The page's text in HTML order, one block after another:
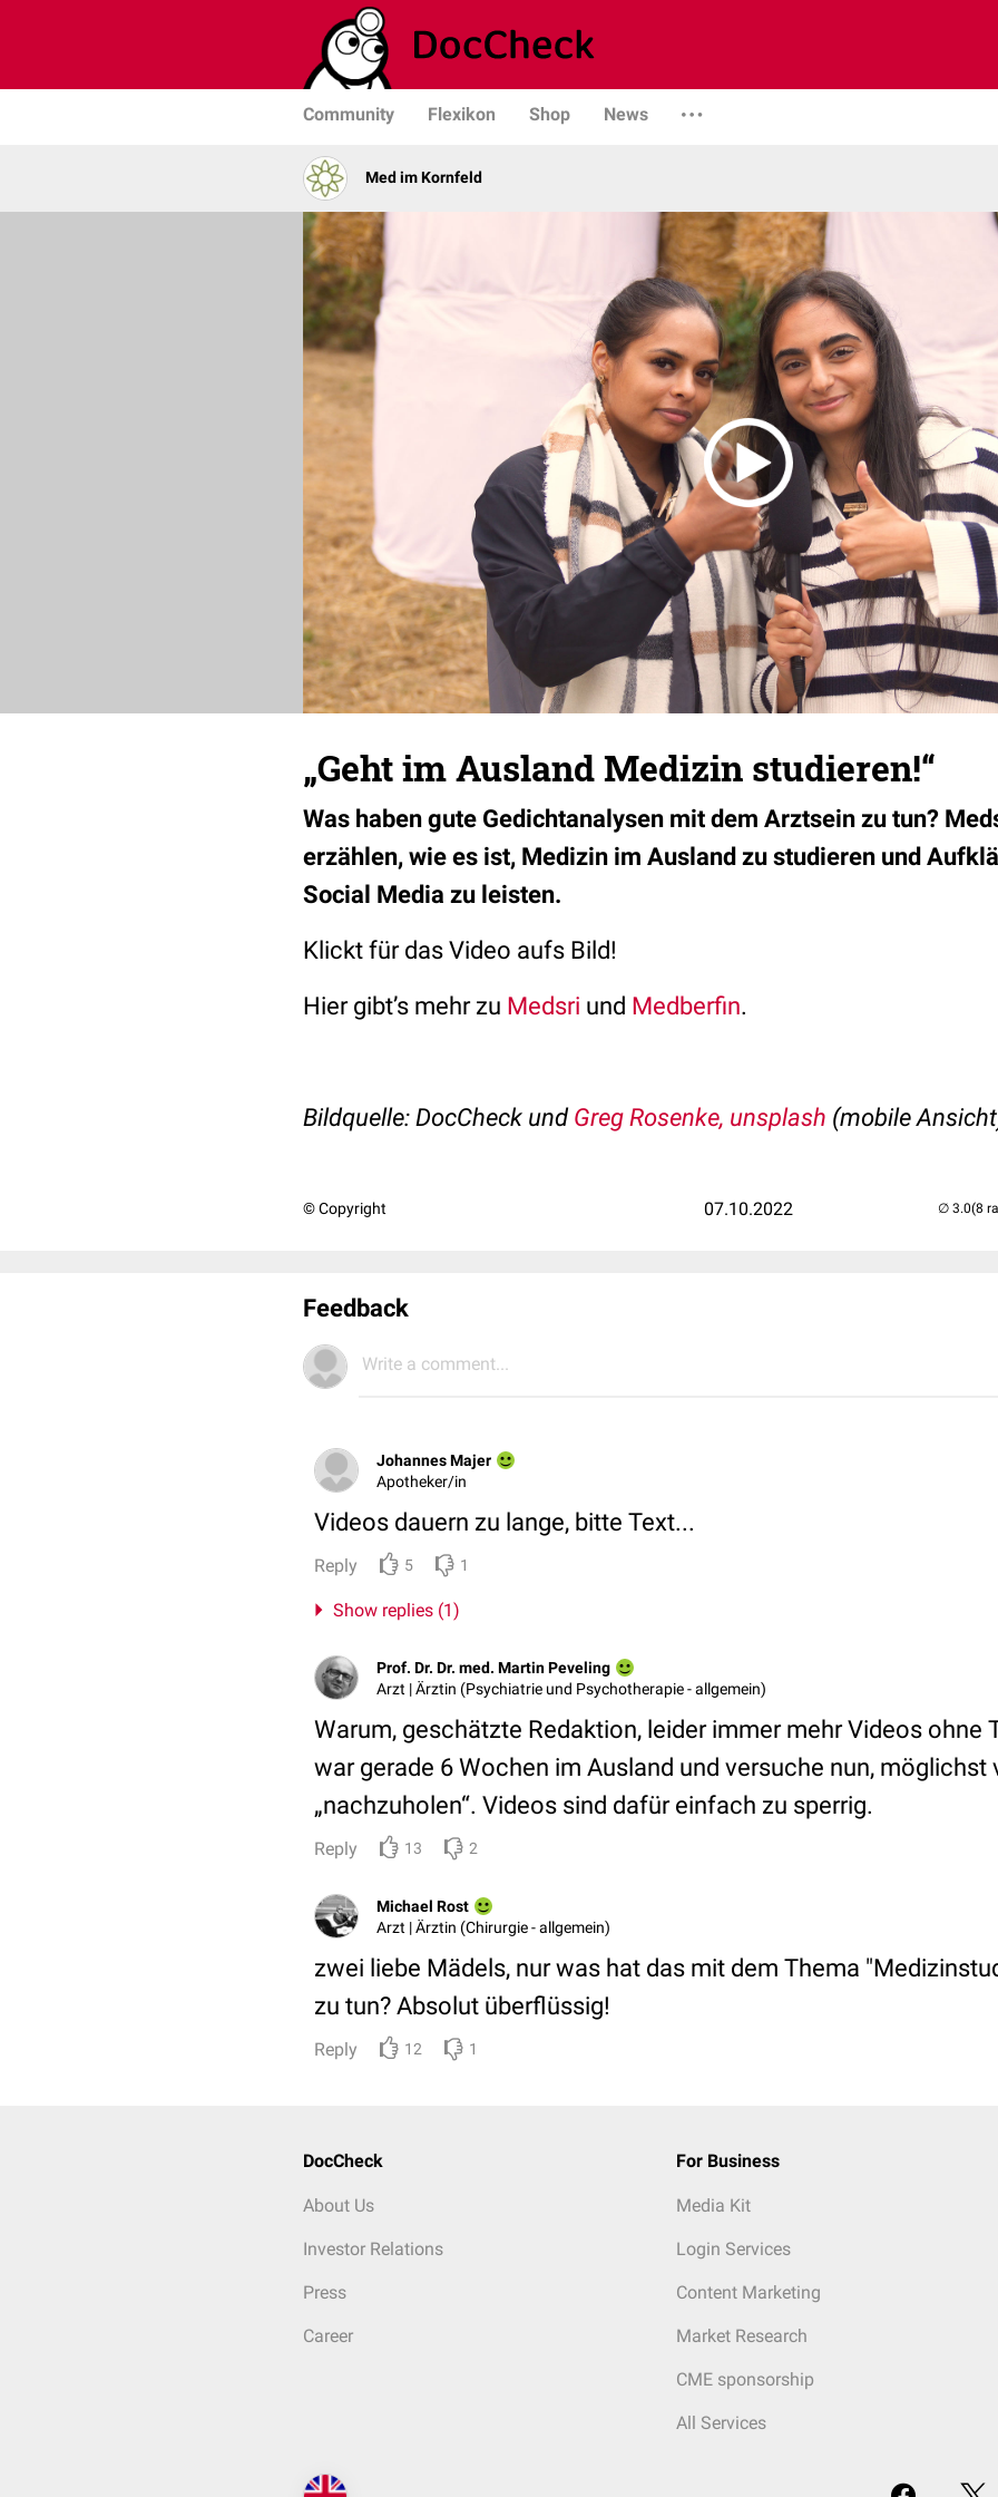
Community Flexikon Shop News
Med im Kornfeld
„Geht im Ausland Medizin studieren!“
Was haben gute Gedichtanalysen mit dem Arztsein zu tun?
erzählen, wie es ist, Medizin im Ausland zu studieren und
Social Media zu leisten.
Klickt für das Video aufs Bild!
Hier gibt’s mehr zu Medsri und Medberfin.
Bildquelle: DocCheck und Greg Rosenke, unsplash (mobile
© Copyright 07.10.2022 (8
Feedback
Write a comment...
Johannes Majer
Apotheker/in
Videos dauern zu lange, bitte Text...
Reply 5 1
Show replies (1)
Prof. Dr. Dr. med. Martin Peveling
Arzt | Ärztin (Psychiatrie und Psychotherapie - allgemein)
Warum, geschätzte Redaktion, leider immer mehr Videos ohne
war gerade 6 Wochen im Ausland und versuche nun, möglichst
„nachzuholen“. Videos sind dafür einfach zu sperrig.
Reply 13 2
Michael Rost
Arzt | Ärztin (Chirurgie - allgemein)
zwei liebe Mädels, nur was hat das mit dem Thema
zu tun? Absolut überflüssig!
Reply 12 1
DocCheck
About Us
Investor Relations
Press
Career
For Business
Media Kit
Login Services
Content Marketing
Market Research
CME sponsorship
All Services